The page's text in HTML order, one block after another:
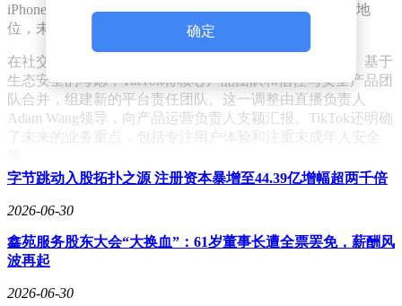
iPhone、iPad和iPod等产品，苹果已在多个市场占据主导地
位，未来将在AI转型中发挥关键作用。
在社交媒体领域，TikTok宣布了一项重大组织架构调整。基于
生态安全的考虑，TikTok将核心产品团队和信任与安全产品团
队合并，组建新的平台责任团队。这一调整由直播负责人
Adam Wang领导，向产品运营负责人支颖汇报。TikTok还明确
了未来的业务重点，包括专注用户体验和注重未成年人安全
设计软件开发商Figma的首次公开募股同样引人注目。该公司
及其股东通过IPO融资12亿美元，上市首日股价暴涨250%，市
市公司至少三十年来的最高纪录。Figma的股价表现远超其与
Adobe合并本可达到的200亿美元估值。
在日常生活中，微信也悄然调整了提现手续费政策。用户提现
确定
字节跳动入股拓扑之源 注册资本暴增至44.39亿增幅超两千倍
2026-06-30
鑫苑服务股东大会“大换血”：61岁董事长遭全票罢免，薪酬风
波再起
2026-06-30